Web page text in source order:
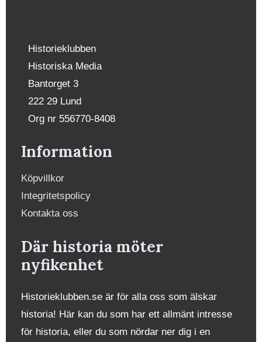
Historieklubben
Historiska Media
Bantorget 3
222 29 Lund
Org nr 556770-8408
Information
Köpvillkor
Integritetspolicy
Kontakta oss
Där historia möter
nyfikenhet
Historieklubben.se är för alla oss som älskar
historia! Här kan du som har ett allmänt intresse
för historia, eller du som nördar ner dig i en